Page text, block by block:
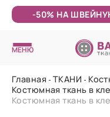
-50% НА
МЕНЮ
Главная ТКАНИ
Костюмная ткань в
Костюмная ткань в